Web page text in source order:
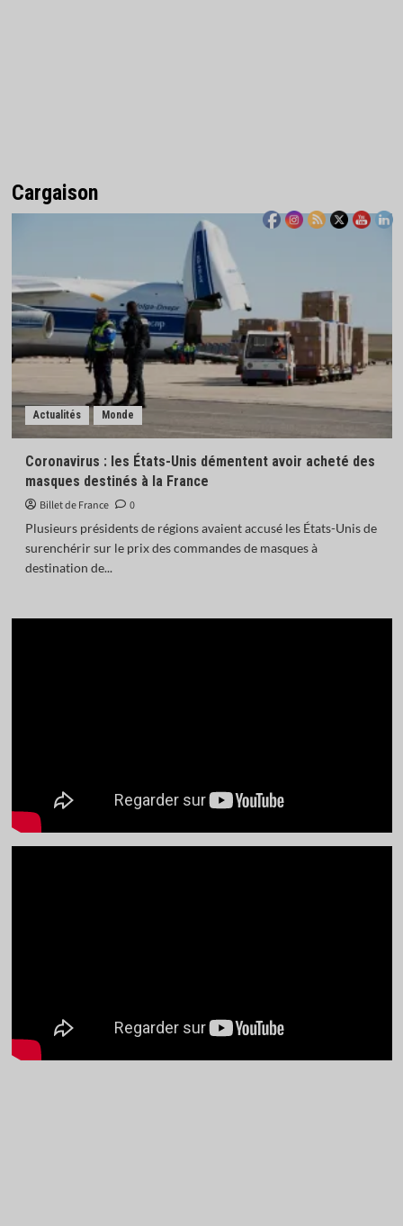
Cargaison
Actualités Monde
Coronavirus : les États-Unis démentent avoir acheté des
masques destinés à la France
Billet de France
0
Plusieurs présidents de régions avaient accusé les États-Unis de
surenchérir sur le prix des commandes de masques à
destination de...